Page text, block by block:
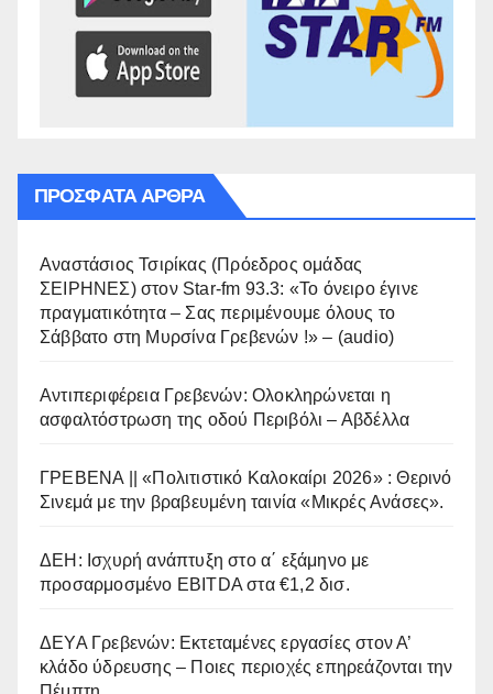
ΠΡΌΣΦΑΤΑ ΆΡΘΡΑ
Αναστάσιος Τσιρίκας (Πρόεδρος ομάδας
ΣΕΙΡΗΝΕΣ) στον Star-fm 93.3: «Το όνειρο έγινε
πραγματικότητα – Σας περιμένουμε όλους το
Σάββατο στη Μυρσίνα Γρεβενών !» – (audio)
Αντιπεριφέρεια Γρεβενών: Ολοκληρώνεται η
ασφαλτόστρωση της οδού Περιβόλι – Αβδέλλα
ΓΡΕΒΕΝΑ || «Πολιτιστικό Καλοκαίρι 2026» : Θερινό
Σινεμά με την βραβευμένη ταινία «Μικρές Ανάσες».
ΔΕΗ: Ισχυρή ανάπτυξη στο α΄ εξάμηνο με
προσαρμοσμένο EBITDA στα €1,2 δισ.
ΔΕΥΑ Γρεβενών: Εκτεταμένες εργασίες στον Α’
κλάδο ύδρευσης – Ποιες περιοχές επηρεάζονται την